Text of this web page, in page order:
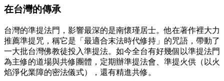
在台灣的傳承
台灣的準提法門，影響最深的是南懷瑾居士。他在著作裡大力
推薦準提咒，稱它是「最適合末法時代修持」的咒語，帶動了
一大批台灣佛教徒投入準提法。如今全台有好幾個以準提法門
為主修的道場與共修團體，定期辦準提法會、準提火供（以火
焰淨化業障的密法儀式），還有精進共修。